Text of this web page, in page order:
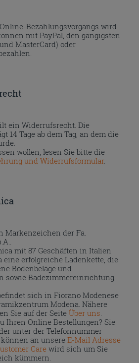
Bezahlungsvorgangs wird
mit PayPal, den gängigsten
MasterCard) oder
ein Widerrufsrecht. Die
14 Tage ab dem Tag, an dem die
wollen, lesen Sie bitte die
und Widerrufsformular.
Markenzeichen der Fa.
mit 87 Geschäften in Italien
erfolgreiche Ladenkette, die
Bodenbeläge und
sowie Badezimmereinrichtung
sich in Fiorano Modenese
Modena. Nähere
Sie auf der Seite Über uns
Ihren Online Bestellungen? Sie
unter der Telefonnummer
können an unsereE-Mail Adresse
Care wird sich um Sie
kümmern.